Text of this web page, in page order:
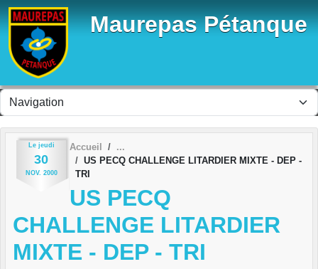
Maurepas Pétanque
Le jeudi
30
NOV. 2000
Accueil
US PECQ CHALLENGE LITARDIER MIXTE - DEP -
TRI
US PECQ
CHALLENGE LITARDIER
MIXTE - DEP - TRI
Panneau de gestion des cookies